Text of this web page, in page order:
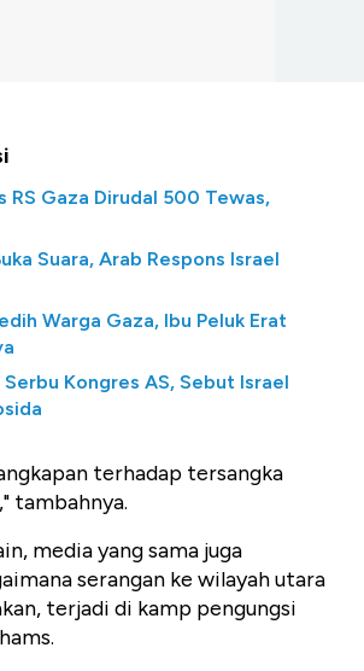
RS Gaza Dirudal 500 Tewas,
Suara, Arab Respons Israel
Warga Gaza, Ibu Peluk Erat
Serbu Kongres AS, Sebut Israel
terhadap tersangka
tambahnya.
media yang sama juga
serangan ke wilayah utara
terjadi di kamp pengungsi